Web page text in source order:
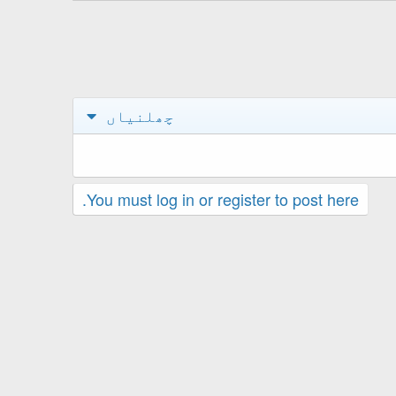
چھلنیاں
You must log in or register to post here.